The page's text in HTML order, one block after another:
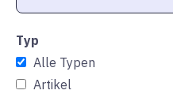
Typ
Alle Typen
Artikel